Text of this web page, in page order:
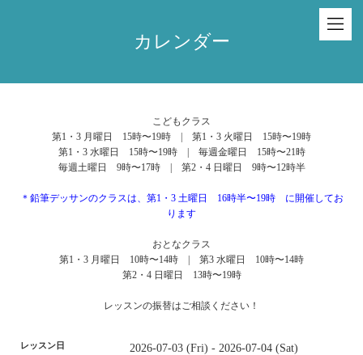
カレンダー
こどもクラス
第1・3 月曜日 15時〜19時 | 第1・3 火曜日 15時〜19時
第1・3 水曜日 15時〜19時 | 毎週金曜日 15時〜21時
毎週土曜日 9時〜17時 | 第2・4 日曜日 9時〜12時半
＊鉛筆デッサンのクラスは、第1・3 土曜日 16時半〜19時 に開催してお
ります
おとなクラス
第1・3 月曜日 10時〜14時 | 第3 水曜日 10時〜14時
第2・4 日曜日 13時〜19時
レッスンの振替はご相談ください！
レッスン日 2026-07-03 (Fri) - 2026-07-04 (Sat)